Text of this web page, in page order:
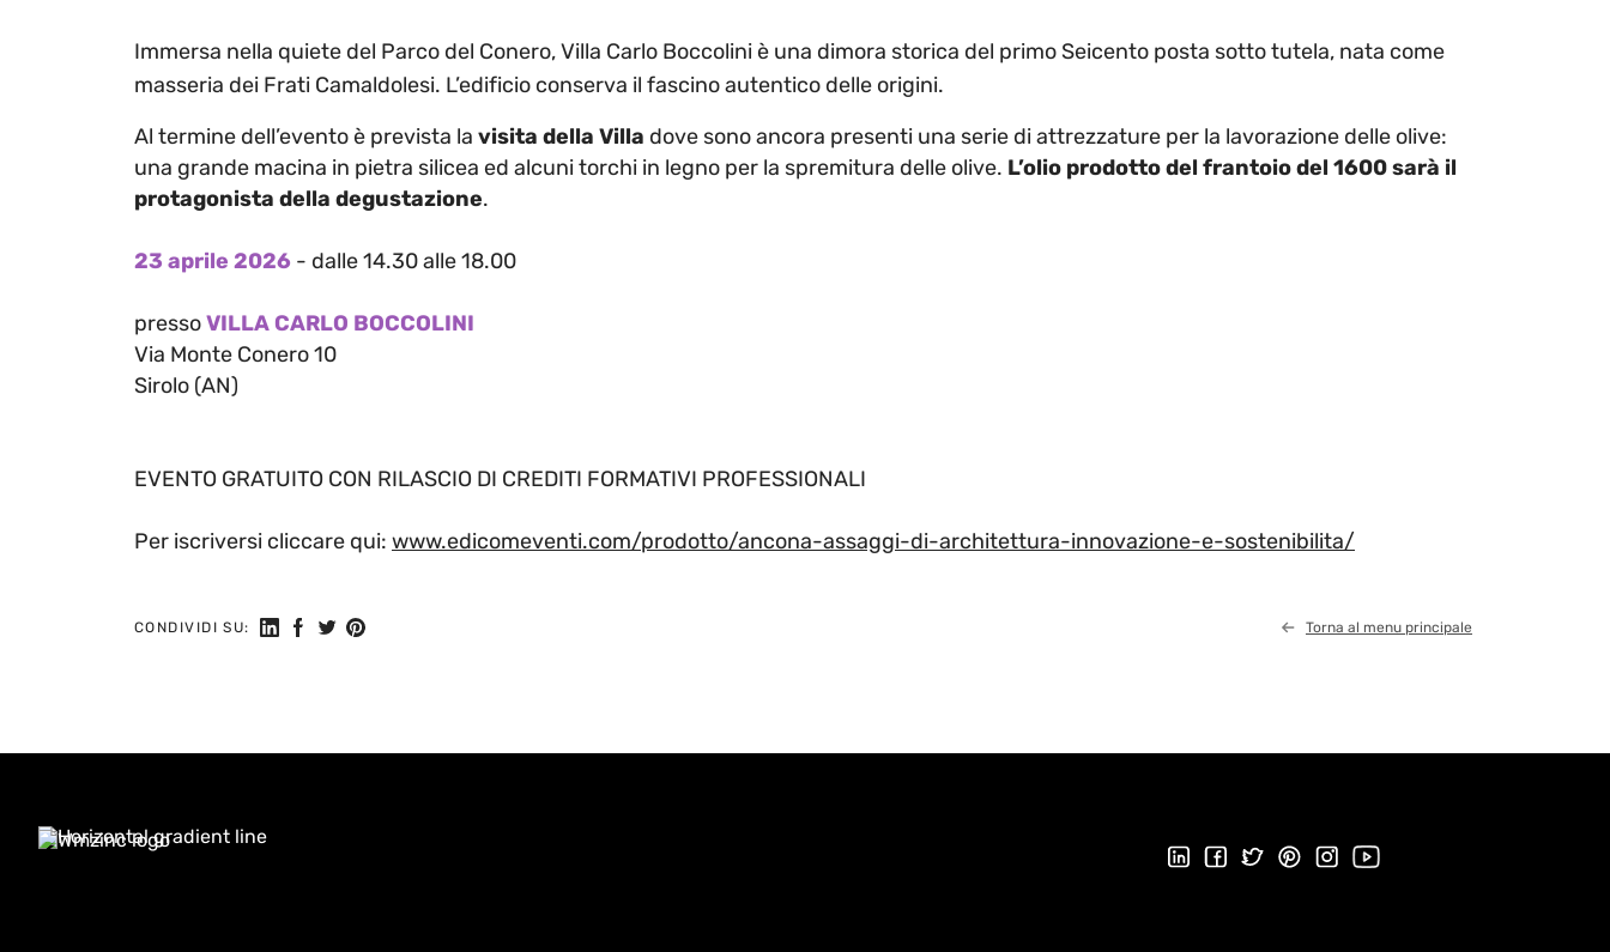
Immersa nella quiete del Parco del Conero, Villa Carlo Boccolini è una dimora storica del primo Seicento posta sotto tutela, nata come
masseria dei Frati Camaldolesi. L’edificio conserva il fascino autentico delle origini.
Al termine dell’evento è prevista la visita della Villa dove sono ancora presenti una serie di attrezzature per la lavorazione delle olive:
una grande macina in pietra silicea ed alcuni torchi in legno per la spremitura delle olive. L’olio prodotto del frantoio del 1600 sarà il
protagonista della degustazione.
23 aprile 2026 - dalle 14.30 alle 18.00
pressoVILLA CARLO BOCCOLINI
Via Monte Conero 10
Sirolo (AN)
EVENTO GRATUITO CON RILASCIO DI CREDITI FORMATIVI PROFESSIONALI
Per iscriversi cliccare qui: www.edicomeventi.com/prodotto/ancona-assaggi-di-architettura-innovazione-e-sostenibilita/
CONDIVIDI SU: Seguici su Linkedin
Condividi su Facebook
Condividi su Twitter
Condividi su Pinterest Torna al menu principale
Seguici su LinkedIn
Seguici su Facebook
Seguici su Twitter
Seguici su Pinterest
Seguici su Instagram
Visita il nostro canale